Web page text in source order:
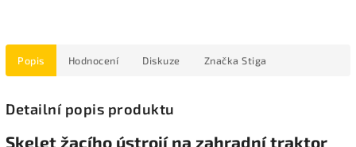
Popis Hodnocení Diskuze Značka Stiga
Detailní popis produktu
Skelet žacího ústrojí na zahradní traktor